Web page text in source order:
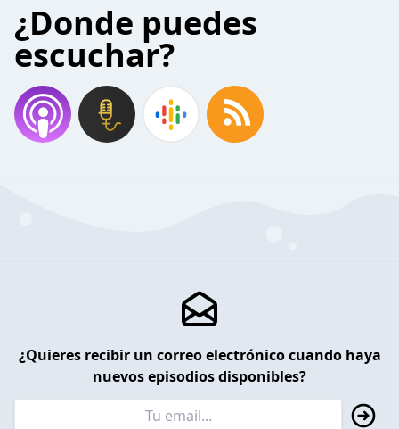
¿Donde puedes
escuchar?
¿Quieres recibir un correo electrónico cuando haya
nuevos episodios disponibles?